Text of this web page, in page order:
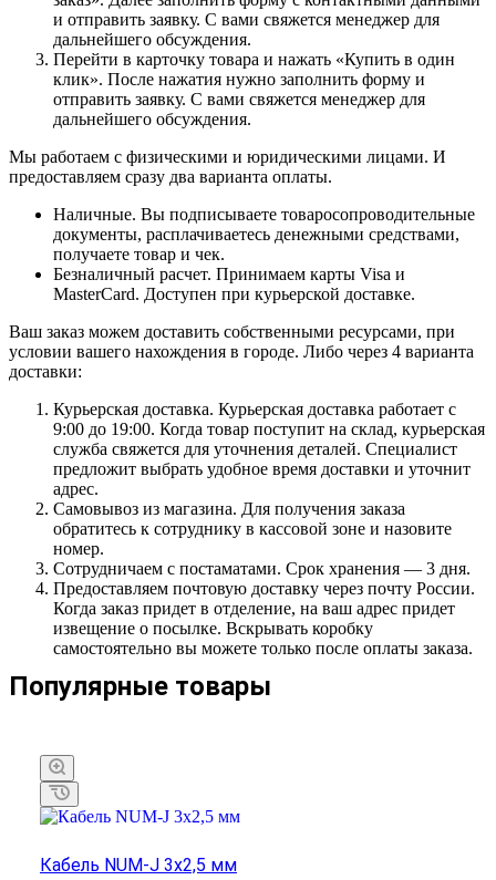
и отправить заявку. С вами свяжется менеджер для
дальнейшего обсуждения.
Перейти в карточку товара и нажать «Купить в один
клик». После нажатия нужно заполнить форму и
отправить заявку. С вами свяжется менеджер для
дальнейшего обсуждения.
Мы работаем с физическими и юридическими лицами. И
предоставляем сразу два варианта оплаты.
Наличные. Вы подписываете товаросопроводительные
документы, расплачиваетесь денежными средствами,
получаете товар и чек.
Безналичный расчет. Принимаем карты Visa и
MasterCard. Доступен при курьерской доставке.
Ваш заказ можем доставить собственными ресурсами, при
условии вашего нахождения в городе. Либо через 4 варианта
доставки:
Курьерская доставка. Курьерская доставка работает с
9:00 до 19:00. Когда товар поступит на склад, курьерская
служба свяжется для уточнения деталей. Специалист
предложит выбрать удобное время доставки и уточнит
адрес.
Самовывоз из магазина. Для получения заказа
обратитесь к сотруднику в кассовой зоне и назовите
номер.
Сотрудничаем с постаматами. Срок хранения — 3 дня.
Предоставляем почтовую доставку через почту России.
Когда заказ придет в отделение, на ваш адрес придет
извещение о посылке. Вскрывать коробку
самостоятельно вы можете только после оплаты заказа.
Популярные товары
Кабель NUM-J 3х2,5 мм